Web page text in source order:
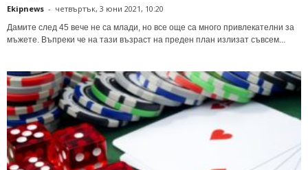
Ekipnews - четвъртък, 3 юни 2021, 10:20
Дамите след 45 вече не са млади, но все още са много привлекателни за
мъжете. Въпреки че на тази възраст на преден план излизат съвсем...